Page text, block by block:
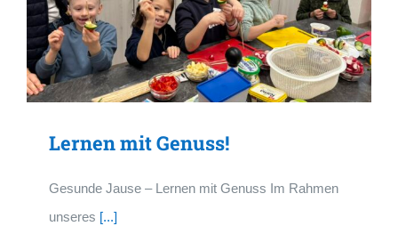
Lernen mit Genuss!
Gesunde Jause – Lernen mit Genuss Im Rahmen
unseres [...]